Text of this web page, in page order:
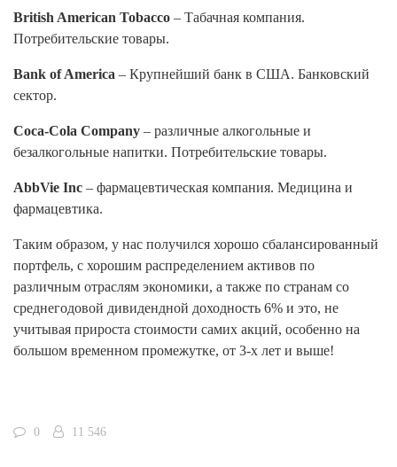
British American Tobacco – Табачная компания.
Потребительские товары.
Bank of America – Крупнейший банк в США. Банковский
сектор.
Coca-Cola Company – различные алкогольные и
безалкогольные напитки. Потребительские товары.
AbbVie Inc – фармацевтическая компания. Медицина и
фармацевтика.
Таким образом, у нас получился хорошо сбалансированный
портфель, с хорошим распределением активов по
различным отраслям экономики, а также по странам со
среднегодовой дивидендной доходность 6% и это, не
учитывая прироста стоимости самих акций, особенно на
большом временном промежутке, от 3-х лет и выше!
0 11 546